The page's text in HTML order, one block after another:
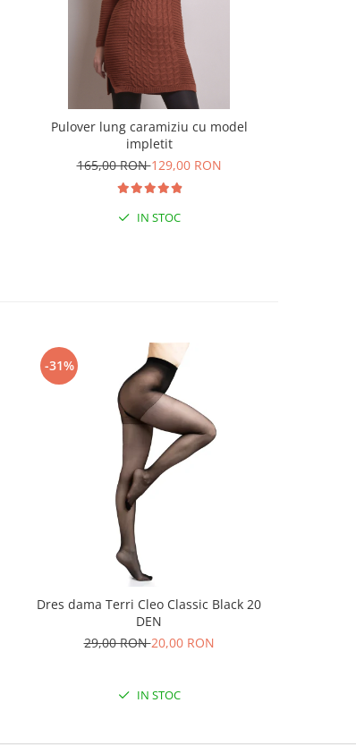
Pulover lung caramiziu cu model
impletit
165,00 RON129,00 RON
IN STOC
-31%
Dres dama Terri Cleo Classic Black 20
DEN
29,00 RON20,00 RON
IN STOC